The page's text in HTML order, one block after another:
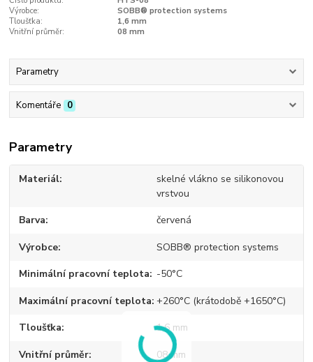
Výrobce:
SOBB® protection systems
Tloušťka:
1,6 mm
Vnitřní průměr:
08 mm
Parametry
Komentáře 0
Parametry
Materiál
skelné vlákno se silikonovou
vrstvou
Barva červená
Výrobce SOBB® protection systems
Minimální pracovní teplota -50°C
Maximální pracovní teplota +260°C (krátodobě +1650°C)
Tloušťka 1,6 mm
Vnitřní průměr 08 mm